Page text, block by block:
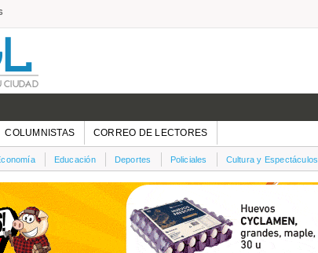
COLUMNISTAS CORREO DE LECTORES
Educación Deportes Policiales Cultura y Espectáculos